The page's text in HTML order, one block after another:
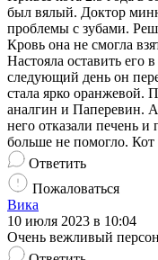
был вялый. Доктор
проблемы с зубами.
Кровь она не смогла
Настояла оставить его
следующий день он
стала ярко оранжевой.
аналгин и Паперевин.
него отказали печень
больше не помогло.
Ответить
Пожаловаться
Вика
10 июля 2023 в 10:04
Очень вежливый